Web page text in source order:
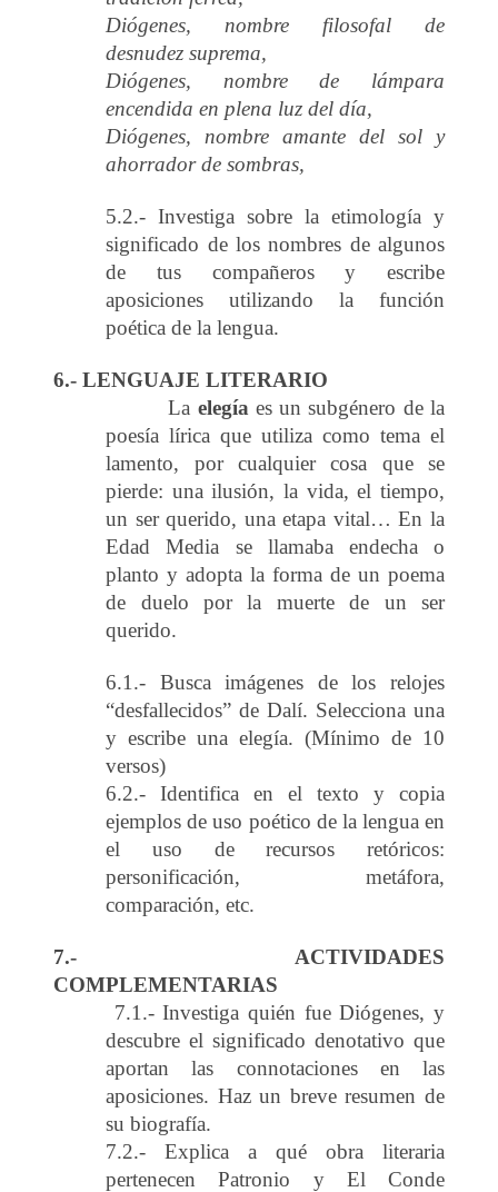
Diógenes, nombre filosofal de
desnudez suprema,
Diógenes, nombre de lámpara
encendida en plena luz del día,
Diógenes, nombre amante del sol y
ahorrador de sombras,
5.2.- Investiga sobre la etimología y
significado de los nombres de algunos
de tus compañeros y escribe
aposiciones utilizando la función
poética de la lengua.
6.- LENGUAJE LITERARIO
La elegía es un subgénero de la
poesía lírica que utiliza como tema el
lamento, por cualquier cosa que se
pierde: una ilusión, la vida, el tiempo,
un ser querido, una etapa vital… En la
Edad Media se llamaba endecha o
planto y adopta la forma de un poema
de duelo por la muerte de un ser
querido.
6.1.- Busca imágenes de los relojes
“desfallecidos” de Dalí. Selecciona una
y escribe una elegía. (Mínimo de 10
versos)
6.2.- Identifica en el texto y copia
ejemplos de uso poético de la lengua en
el uso de recursos retóricos:
personificación, metáfora,
comparación, etc.
7.- ACTIVIDADES
COMPLEMENTARIAS
7.1.- Investiga quién fue Diógenes, y
descubre el significado denotativo que
aportan las connotaciones en las
aposiciones. Haz un breve resumen de
su biografía.
7.2.- Explica a qué obra literaria
pertenecen Patronio y El Conde